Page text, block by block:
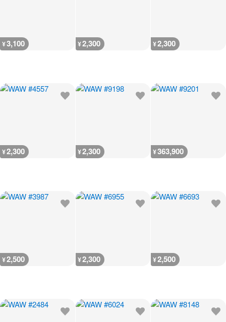
¥3,100 ¥2,300 ¥2,300
¥2,300 ¥2,300 ¥363,900
¥2,500 ¥2,300 ¥2,500